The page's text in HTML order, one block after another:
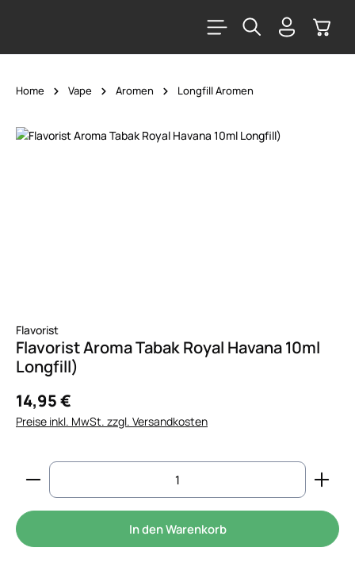
Home Vape Aromen Longfill Aromen
Bildergalerie überspringen
Flavorist
Flavorist Aroma Tabak Royal Havana 10ml
Longfill)
14,95 €
Preise inkl. MwSt. zzgl. Versandkosten
Produkt Anzahl: Gib den gewünschten Wert
In den Warenkorb